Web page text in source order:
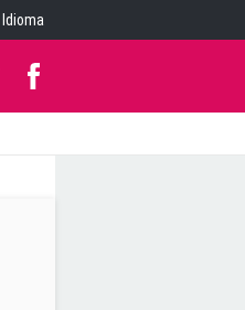
Idioma